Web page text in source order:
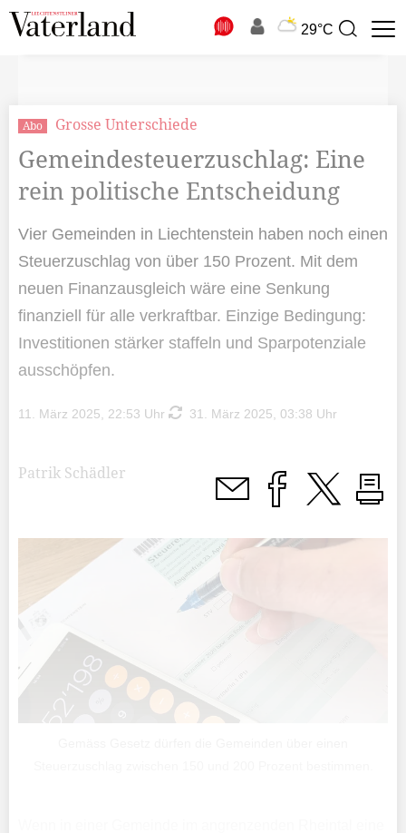
29°C
Suchbegriff
Abo Grosse Unterschiede
Gemeindesteuerzuschlag: Eine
rein politische Entscheidung
Vier Gemeinden in Liechtenstein haben noch einen
Steuerzuschlag von über 150 Prozent. Mit dem
neuen Finanzausgleich wäre eine Senkung
finanziell für alle verkraftbar. Einzige Bedingung:
Investitionen stärker staffeln und Sparpotenziale
ausschöpfen.
11. März 2025, 22:53 Uhr 31. März 2025, 03:38 Uhr
Patrik Schädler